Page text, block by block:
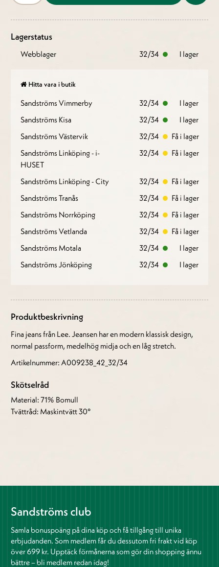
Lagerstatus
Webblager 32/34 I lager
Hitta vara i butik
Sandströms Vimmerby 32/34
I lager
Sandströms Kisa
32/34
I lager
Sandströms Västervik
32/34
Få i lager
Sandströms Linköping - i-
HUSET
32/34 Få i lager
Sandströms Linköping - City 32/34
Få i lager
Sandströms Tranås
32/34
Få i lager
Sandströms Norrköping
32/34
Få i lager
Sandströms Vetlanda
32/34
Få i lager
Sandströms Motala
32/34
I lager
Sandströms Jönköping
32/34 I lager
Produktbeskrivning
Fina jeans från Lee. Jeansen har en modern klassisk design,
normal passform, medelhög midja och en låg stretch.
Artikelnummer: A009238_42_32/34
Skötselråd
Material: 71% Bomull
Tvättråd: Maskintvätt 30°
Sandströms club
Samla bonuspoäng på dina köp och få tillgång till unika
erbjudanden. Som medlem får du dessutom fri frakt vid köp
över 699 kr. Upptäck förmånerna som gör din shopping ännu
bättre – bli medlem redan idag!